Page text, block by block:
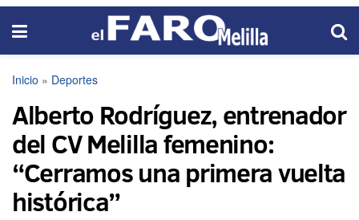
Inicio » Deportes
Alberto Rodríguez, entrenador
del CV Melilla femenino:
“Cerramos una primera vuelta
histórica”